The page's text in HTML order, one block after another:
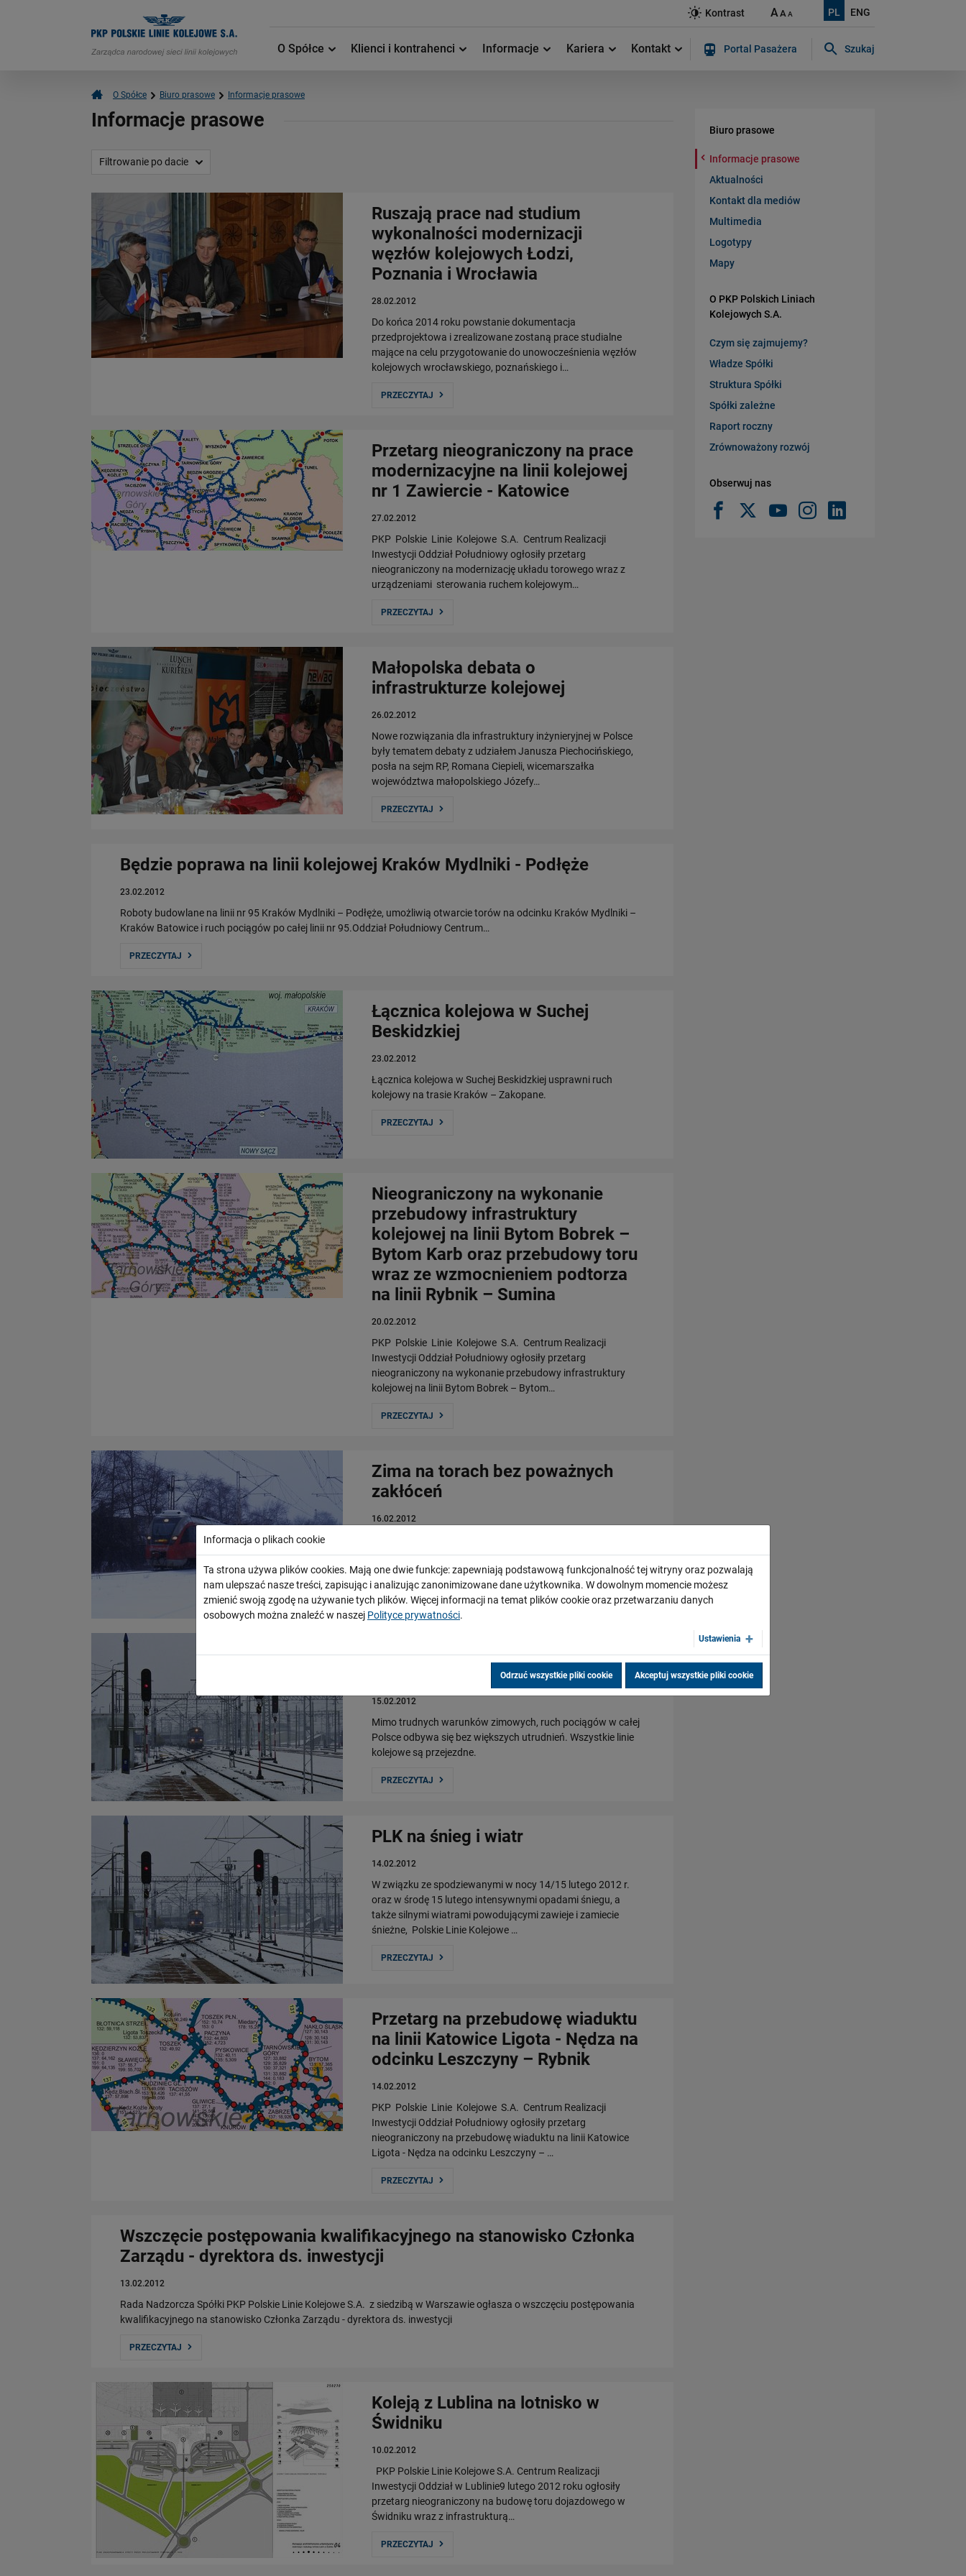
PL ENG
Kontrast AAA
O Spółce Klienci i kontrahenci Informacje Kariera Kontakt Portal Pasażera Szukaj
O Spółce Biuro prasowe Informacje prasowe
Informacje prasowe
Filtrowanie po dacie
Ruszają prace nad studium
wykonalności modernizacji
węzłów kolejowych Łodzi,
Poznania i Wrocławia
28.02.2012
Do końca 2014 roku powstanie dokumentacja
przedprojektowa i zrealizowane zostaną prace studialne
mające na celu przygotowanie do unowocześnienia węzłów
kolejowych wrocławskiego, poznańskiego i…
PRZECZYTAJ
Przetarg nieograniczony na prace
modernizacyjne na linii kolejowej
nr 1 Zawiercie - Katowice
27.02.2012
PKP Polskie Linie Kolejowe S.A. Centrum Realizacji
Inwestycji Oddział Południowy ogłosiły przetarg
nieograniczony na modernizację układu torowego wraz z
urządzeniami sterowania ruchem kolejowym…
PRZECZYTAJ
Małopolska debata o
infrastrukturze kolejowej
26.02.2012
Nowe rozwiązania dla infrastruktury inżynieryjnej w Polsce
były tematem debaty z udziałem Janusza Piechocińskiego,
posła na sejm RP, Romana Ciepieli, wicemarszałka
województwa małopolskiego Józefy…
PRZECZYTAJ
Będzie poprawa na linii kolejowej Kraków Mydlniki - Podłęże
23.02.2012
Roboty budowlane na linii nr 95 Kraków Mydlniki – Podłęże, umożliwią otwarcie torów na odcinku Kraków Mydlniki –
Kraków Batowice i ruch pociągów po całej linii nr 95.Oddział Południowy Centrum…
PRZECZYTAJ
Łącznica kolejowa w Suchej
Beskidzkiej
23.02.2012
Łącznica kolejowa w Suchej Beskidzkiej usprawni ruch
kolejowy na trasie Kraków – Zakopane.
PRZECZYTAJ
Nieograniczony na wykonanie
przebudowy infrastruktury
kolejowej na linii Bytom Bobrek –
Bytom Karb oraz przebudowy toru
wraz ze wzmocnieniem podtorza
na linii Rybnik – Sumina
20.02.2012
PKP Polskie Linie Kolejowe S.A. Centrum Realizacji
Inwestycji Oddział Południowy ogłosiły przetarg
nieograniczony na wykonanie przebudowy infrastruktury
kolejowej na linii Bytom Bobrek – Bytom…
PRZECZYTAJ
Zima na torach bez poważnych
zakłóceń
16.02.2012
bez poważniejszych zakłóceń. Rano na linii Kraków –
Zakopane w pobliżu Chabówki uległy awarii dwa pociągi.
PRZECZYTAJ
Kursowanie pociągów w trudnych
warunkach zimowych
15.02.2012
Mimo trudnych warunków zimowych, ruch pociągów w całej
Polsce odbywa się bez większych utrudnień. Wszystkie linie
kolejowe są przejezdne.
PRZECZYTAJ
PLK na śnieg i wiatr
14.02.2012
W związku ze spodziewanymi w nocy 14/15 lutego 2012 r.
oraz w środę 15 lutego intensywnymi opadami śniegu, a
także silnymi wiatrami powodującymi zawieje i zamiecie
śnieżne, Polskie Linie Kolejowe …
PRZECZYTAJ
Przetarg na przebudowę wiaduktu
na linii Katowice Ligota - Nędza na
odcinku Leszczyny – Rybnik
14.02.2012
PKP Polskie Linie Kolejowe S.A. Centrum Realizacji
Inwestycji Oddział Południowy ogłosiły przetarg
nieograniczony na przebudowę wiaduktu na linii Katowice
Ligota - Nędza na odcinku Leszczyny – …
PRZECZYTAJ
Wszczęcie postępowania kwalifikacyjnego na stanowisko Członka
Zarządu - dyrektora ds. inwestycji
13.02.2012
Rada Nadzorcza Spółki PKP Polskie Linie Kolejowe S.A. z siedzibą w Warszawie ogłasza o wszczęciu postępowania
kwalifikacyjnego na stanowisko Członka Zarządu - dyrektora ds. inwestycji
PRZECZYTAJ
Koleją z Lublina na lotnisko w
Świdniku
10.02.2012
PKP Polskie Linie Kolejowe S.A. Centrum Realizacji
Inwestycji Oddział w Lublinie9 lutego 2012 roku ogłosiły
przetarg nieograniczony na budowę toru dojazdowego w
Świdniku wraz z infrastrukturą…
PRZECZYTAJ
Biuro prasowe
Informacje prasowe
Aktualności
Kontakt dla mediów
Multimedia
Logotypy
Mapy
O PKP Polskich Liniach
Kolejowych S.A.
Czym się zajmujemy?
Władze Spółki
Struktura Spółki
Spółki zależne
Raport roczny
Zrównoważony rozwój
Obserwuj nas
Informacja o plikach cookie
Ta strona używa plików cookies. Mają one dwie funkcje: zapewniają podstawową funkcjonalność tej witryny oraz pozwalają
nam ulepszać nasze treści, zapisując i analizując zanonimizowane dane użytkownika. W dowolnym momencie możesz
zmienić swoją zgodę na używanie tych plików. Więcej informacji na temat plików cookie oraz przetwarzaniu danych
osobowych można znaleźć w naszej Polityce prywatności.
Ustawienia
Odrzuć wszystkie pliki cookie Akceptuj wszystkie pliki cookie